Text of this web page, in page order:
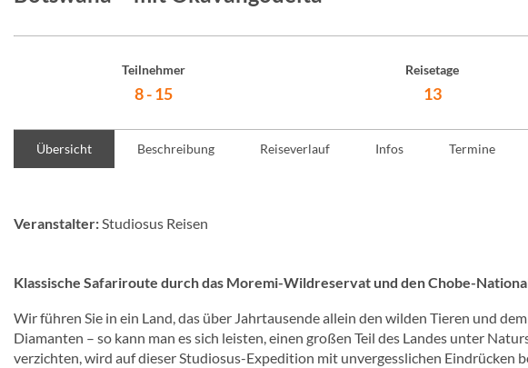
Teilnehmer
8 - 15
Reisetage
13
Übersicht Beschreibung Reiseverlauf Infos Termine
Veranstalter:Studiosus Reisen
Klassische Safariroute durch das Moremi-Wildreservat und den Chobe-
Wir führen Sie in ein Land, das über Jahrtausende allein den wilden Tieren und
Diamanten – so kann man es sich leisten, einen großen Teil des Landes unter
verzichten, wird auf dieser Studiosus-Expedition mit unvergesslichen Eindrücken